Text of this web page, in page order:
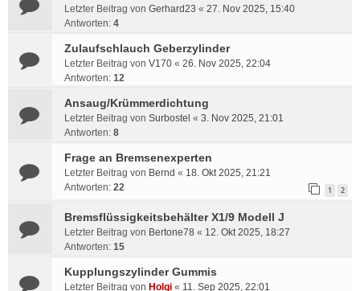
Letzter Beitrag von Gerhard23 « 27. Nov 2025, 15:40
Antworten: 4
Zulaufschlauch Geberzylinder
Letzter Beitrag von V170 « 26. Nov 2025, 22:04
Antworten: 12
Ansaug/Krümmerdichtung
Letzter Beitrag von Surbostel « 3. Nov 2025, 21:01
Antworten: 8
Frage an Bremsenexperten
Letzter Beitrag von Bernd « 18. Okt 2025, 21:21
Antworten: 22 1 2
Bremsflüssigkeitsbehälter X1/9 Modell J
Letzter Beitrag von Bertone78 « 12. Okt 2025, 18:27
Antworten: 15
Kupplungszylinder Gummis
Letzter Beitrag von Holgi « 11. Sep 2025, 22:01